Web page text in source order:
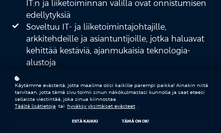
IT:n ja liiketoiminnan välillä ovat onnistumisen
edellytyksiä
Soveltuu IT- ja liiketoimintajohtajille,
arkkitehdeille ja asiantuntijoille, jotka haluavat
kehittää kestäviä, ajanmukaisia teknologia-
alustoja
Koulutukseen sisältyvät teemat:
Käytämme evästeitä, jotta maailma olisi kaikille parempi paikka! Ainakin niitä
tarvitaan, jotta tämä sivu toimii sinun näkökulmastasi kunnolla ja saat eteesi
sellaista viestintää, joka sinua kiinnostaa.
Täältä lisätietoja tai hyväksy yksittäiset evästeet
ESTÄ KAIKKI TÄMÄ ON OK!